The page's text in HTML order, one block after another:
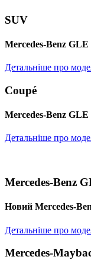
SUV
Mercedes-Benz
Детальніше про
Coupé
Mercedes-Benz GLE
Детальніше про
Mercedes-Benz
Новий Mercedes-
Детальніше про
Mercedes-